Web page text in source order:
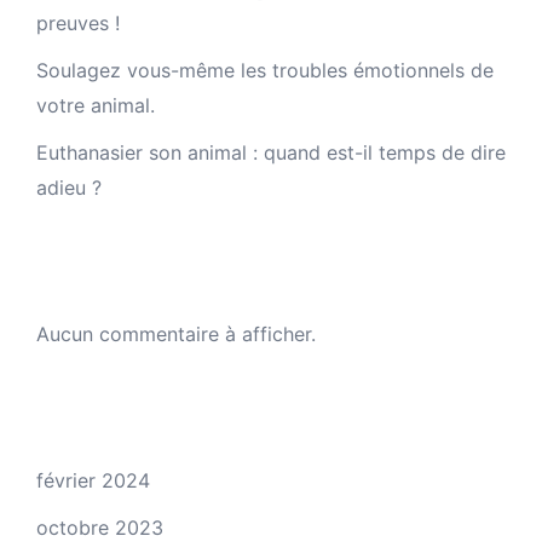
preuves !
Soulagez vous-même les troubles émotionnels de
votre animal.
Euthanasier son animal : quand est-il temps de dire
adieu ?
Aucun commentaire à afficher.
février 2024
octobre 2023